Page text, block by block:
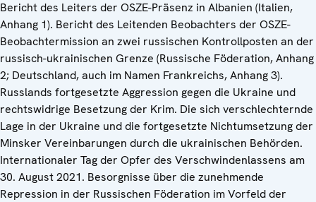
Bericht des Leiters der OSZE-Präsenz in Albanien (Italien,
Anhang 1). Bericht des Leitenden Beobachters der OSZE-
Beobachtermission an zwei russischen Kontrollposten an der
russisch-ukrainischen Grenze (Russische Föderation, Anhang
2; Deutschland, auch im Namen Frankreichs, Anhang 3).
Russlands fortgesetzte Aggression gegen die Ukraine und
rechtswidrige Besetzung der Krim. Die sich verschlechternde
Lage in der Ukraine und die fortgesetzte Nichtumsetzung der
Minsker Vereinbarungen durch die ukrainischen Behörden.
Internationaler Tag der Opfer des Verschwindenlassens am
30. August 2021. Besorgnisse über die zunehmende
Repression in der Russischen Föderation im Vorfeld der